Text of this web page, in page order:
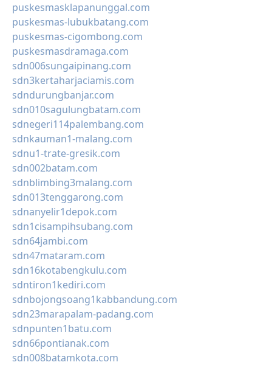
puskesmasklapanunggal.com
puskesmas-lubukbatang.com
puskesmas-cigombong.com
puskesmasdramaga.com
sdn006sungaipinang.com
sdn3kertaharjaciamis.com
sdndurungbanjar.com
sdn010sagulungbatam.com
sdnegeri114palembang.com
sdnkauman1-malang.com
sdnu1-trate-gresik.com
sdn002batam.com
sdnblimbing3malang.com
sdn013tenggarong.com
sdnanyelir1depok.com
sdn1cisampihsubang.com
sdn64jambi.com
sdn47mataram.com
sdn16kotabengkulu.com
sdntiron1kediri.com
sdnbojongsoang1kabbandung.com
sdn23marapalam-padang.com
sdnpunten1batu.com
sdn66pontianak.com
sdn008batamkota.com